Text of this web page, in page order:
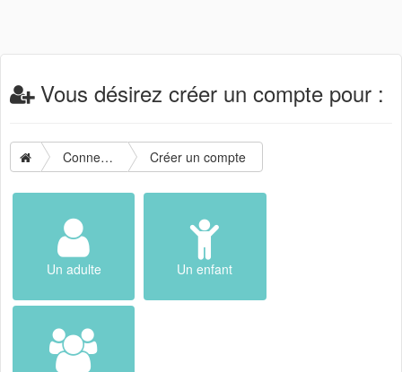
Vous désirez créer un compte pour :
Connexion Créer un compte
Un adulte Un enfant